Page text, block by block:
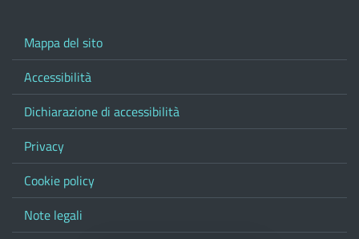
Mappa del sito
Accessibilità
Dichiarazione di accessibilità
Privacy
Cookie policy
Note legali